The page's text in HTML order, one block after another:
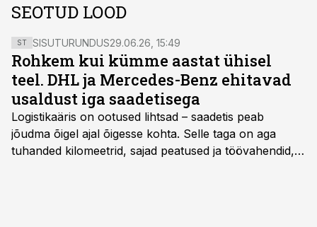
SEOTUD LOOD
ST SISUTURUNDUS29.06.26, 15:49
Rohkem kui kümme aastat ühisel
teel. DHL ja Mercedes-Benz ehitavad
usaldust iga saadetisega
Logistikaäris on ootused lihtsad – saadetis peab
jõudma õigel ajal õigesse kohta. Selle taga on aga
tuhanded kilomeetrid, sajad peatused ja töövahendid,